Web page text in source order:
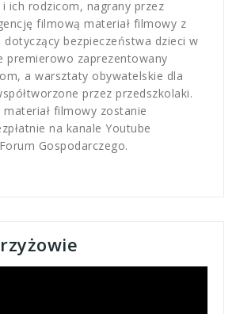
ich rodzicom, nagrany przez
filmową materiał filmowy z
dotyczący bezpieczeństwa dzieci w
premierowo zaprezentowany
a warsztaty obywatelskie dla
przez przedszkolaki.
filmowy zostanie
na kanale Youtube
Gospodarczego.